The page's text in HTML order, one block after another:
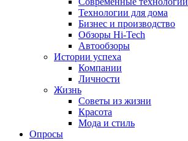
Технологии для дома
Бизнес и производство
Обзоры Hi-Tech
Автообзоры
Истории успеха
Компании
Личности
Жизнь
Советы из жизни
Красота
Мода и стиль
Опросы